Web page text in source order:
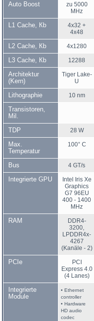
Auto Boost
zu 5000
MHz
L1 Cache, Кb
4x32 +
4x48
L2 Cache, Кb 4x1280
L3 Cache, Кb 12288
Architektur
(Kern)
Tiger Lake-
U
Lithographie 10 nm
Transistoren,
Mil.
TDP
28 W
Max.
Temperatur
100° C
Bus 4 GT/s
Integrierte GPU
Intel Iris Xe
Graphics
G7 96EU
400 - 1400
MHz
RAM
DDR4-
3200,
LPDDR4x-
4267
(Kanäle - 2)
PCIe
PCI
Express 4.0
(4 Lanes)
Integrierte
Module
• Ethernet
controller
• Hardware
HD audio
codec